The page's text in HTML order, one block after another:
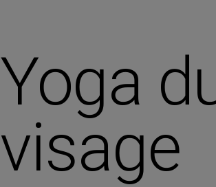
Yoga
visage